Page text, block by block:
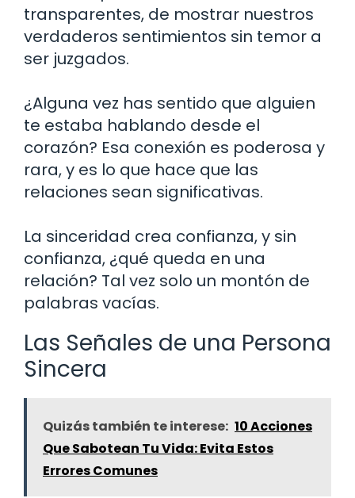
transparentes, de mostrar nuestros
verdaderos sentimientos sin temor a
ser juzgados.
¿Alguna vez has sentido que alguien
te estaba hablando desde el
corazón? Esa conexión es poderosa y
rara, y es lo que hace que las
relaciones sean significativas.
La sinceridad crea confianza, y sin
confianza, ¿qué queda en una
relación? Tal vez solo un montón de
palabras vacías.
Las Señales de una Persona
Sincera
Quizás también te interese: 10 Acciones
Que Sabotean Tu Vida: Evita Estos
Errores Comunes